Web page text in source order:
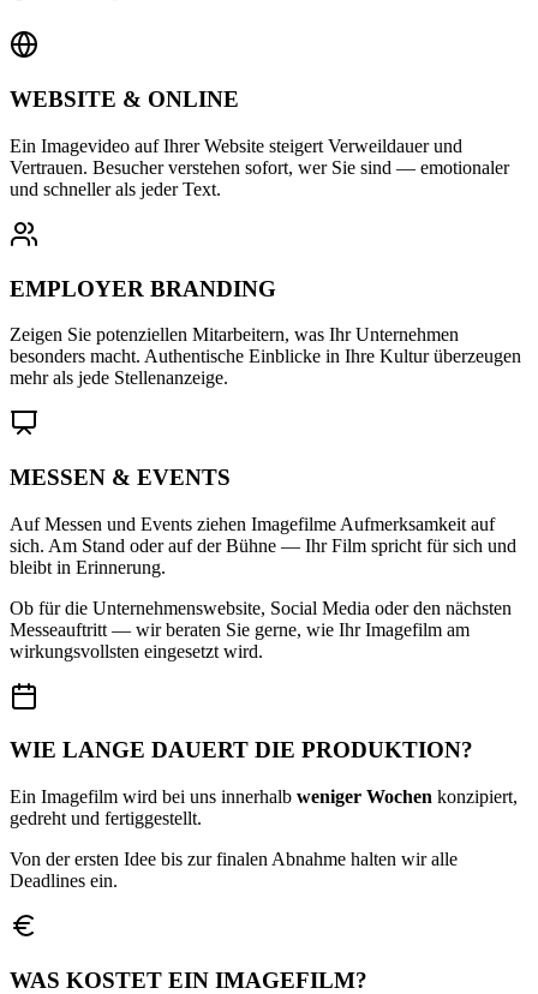
WEBSITE & ONLINE
Ein Imagevideo auf Ihrer Website steigert Verweildauer und
Vertrauen. Besucher verstehen sofort, wer Sie sind — emotionaler
und schneller als jeder Text.
EMPLOYER BRANDING
Zeigen Sie potenziellen Mitarbeitern, was Ihr Unternehmen
besonders macht. Authentische Einblicke in Ihre Kultur überzeugen
mehr als jede Stellenanzeige.
MESSEN & EVENTS
Auf Messen und Events ziehen Imagefilme Aufmerksamkeit auf
sich. Am Stand oder auf der Bühne — Ihr Film spricht für sich und
bleibt in Erinnerung.
Ob für die Unternehmenswebsite, Social Media oder den nächsten
Messeauftritt — wir beraten Sie gerne, wie Ihr Imagefilm am
wirkungsvollsten eingesetzt wird.
WIE LANGE DAUERT DIE PRODUKTION?
Ein Imagefilm wird bei uns innerhalb weniger Wochen konzipiert,
gedreht und fertiggestellt.
Von der ersten Idee bis zur finalen Abnahme halten wir alle
Deadlines ein.
WAS KOSTET EIN IMAGEFILM?